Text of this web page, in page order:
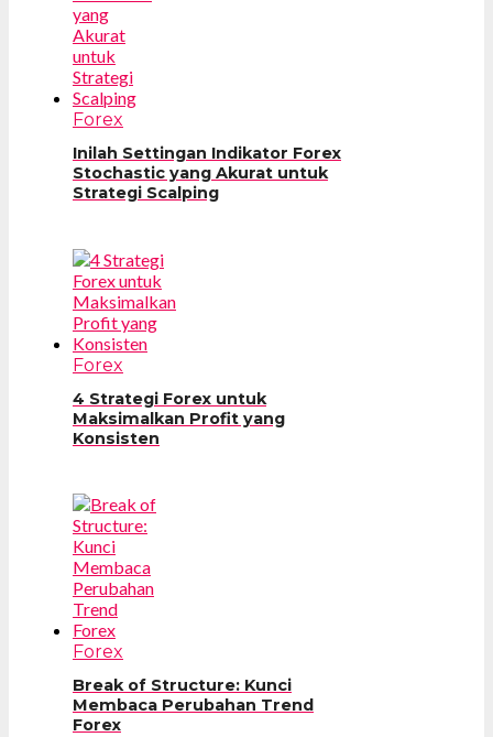
Forex
Inilah Settingan Indikator Forex
Stochastic yang Akurat untuk
Strategi Scalping
Forex
4 Strategi Forex untuk
Maksimalkan Profit yang
Konsisten
Forex
Break of Structure: Kunci
Membaca Perubahan Trend
Forex